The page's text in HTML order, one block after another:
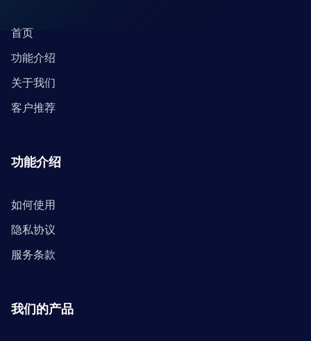
首页
功能介绍
关于我们
客户推荐
功能介绍
如何使用
隐私协议
服务条款
我们的产品